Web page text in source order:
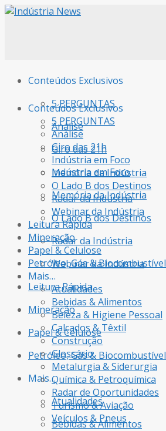
Conteúdos Exclusivos
5 PERGUNTAS
Análise
Giro das 21h
Indústria em Foco
Memória da Indústria
O Lado B dos Destinos
Radar da Indústria
Webinar da Indústria
Leitura Rápida
Mineração
Papel & Celulose
Petróleo, Gás & Biocombustível
Mais…
Atualidades
Bebidas & Alimentos
Conteúdos Exclusivos
5 PERGUNTAS
Análise
Giro das 21h
Indústria em Foco
Memória da Indústria
O Lado B dos Destinos
Radar da Indústria
Webinar da Indústria
Leitura Rápida
Mineração
Papel & Celulose
Petróleo, Gás & Biocombustível
Mais…
Atualidades
Bebidas & Alimentos
Beleza & Higiene Pessoal
Calçados & Têxtil
Construção
Glossário
Metalurgia & Siderurgia
Química & Petroquímica
Radar de Oportunidades
Turismo & Aviação
Veículos & Pneus